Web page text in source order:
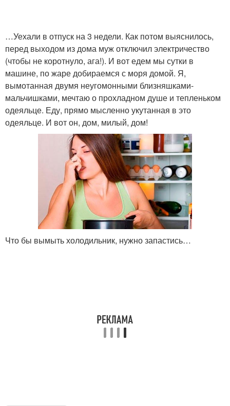
…Уехали в отпуск на 3 недели. Как потом выяснилось,
перед выходом из дома муж отключил электричество
(чтобы не коротнуло, ага!). И вот едем мы сутки в
машине, по жаре добираемся с моря домой. Я,
вымотанная двумя неугомонными близняшками-
мальчишками, мечтаю о прохладном душе и тепленьком
одеяльце. Еду, прямо мысленно укутанная в это
одеяльце. И вот он, дом, милый, дом!
Что бы вымыть холодильник, нужно запастись…